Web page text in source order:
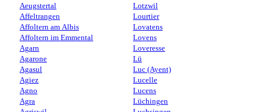
Aeugstertal
Affeltrangen
Affoltern am Albis
Affoltern im Emmental
Agarn
Agarone
Agasul
Agiez
Agno
Agra
Lotzwil
Lourtier
Lovatens
Lovens
Loveresse
Lü
Luc (Ayent)
Lucelle
Lucens
Lüchingen